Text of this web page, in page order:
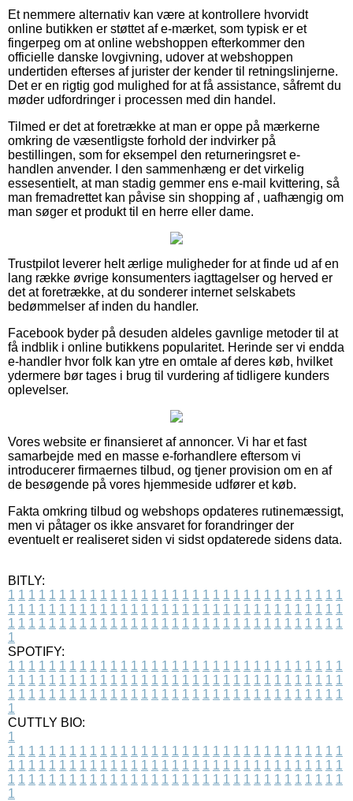
Et nemmere alternativ kan være at kontrollere hvorvidt
online butikken er støttet af e-mærket, som typisk er et
fingerpeg om at online webshoppen efterkommer den
officielle danske lovgivning, udover at webshoppen
undertiden efterses af jurister der kender til retningslinjerne.
Det er en rigtig god mulighed for at få assistance, såfremt du
møder udfordringer i processen med din handel.
Tilmed er det at foretrække at man er oppe på mærkerne
omkring de væsentligste forhold der indvirker på
bestillingen, som for eksempel den returneringsret e-
handlen anvender. I den sammenhæng er det virkelig
essesentielt, at man stadig gemmer ens e-mail kvittering, så
man fremadrettet kan påvise sin shopping af , uafhængig om
man søger et produkt til en herre eller dame.
Trustpilot leverer helt ærlige muligheder for at finde ud af en
lang række øvrige konsumenters iagttagelser og herved er
det at foretrække, at du sonderer internet selskabets
bedømmelser af inden du handler.
Facebook byder på desuden aldeles gavnlige metoder til at
få indblik i online butikkens popularitet. Herinde ser vi endda
e-handler hvor folk kan ytre en omtale af deres køb, hvilket
ydermere bør tages i brug til vurdering af tidligere kunders
oplevelser.
Vores website er finansieret af annoncer. Vi har et fast
samarbejde med en masse e-forhandlere eftersom vi
introducerer firmaernes tilbud, og tjener provision om en af
de besøgende på vores hjemmeside udfører et køb.
Fakta omkring tilbud og webshops opdateres rutinemæssigt,
men vi påtager os ikke ansvaret for forandringer der
eventuelt er realiseret siden vi sidst opdaterede sidens data.
BITLY:
1 1 1 1 1 1 1 1 1 1 1 1 1 1 1 1 1 1 1 1 1 1 1 1 1 1 1 1 1 1 1 1 1
1 1 1 1 1 1 1 1 1 1 1 1 1 1 1 1 1 1 1 1 1 1 1 1 1 1 1 1 1 1 1 1 1
1 1 1 1 1 1 1 1 1 1 1 1 1 1 1 1 1 1 1 1 1 1 1 1 1 1 1 1 1 1 1 1 1
1
SPOTIFY:
1 1 1 1 1 1 1 1 1 1 1 1 1 1 1 1 1 1 1 1 1 1 1 1 1 1 1 1 1 1 1 1 1
1 1 1 1 1 1 1 1 1 1 1 1 1 1 1 1 1 1 1 1 1 1 1 1 1 1 1 1 1 1 1 1 1
1 1 1 1 1 1 1 1 1 1 1 1 1 1 1 1 1 1 1 1 1 1 1 1 1 1 1 1 1 1 1 1 1
1
CUTTLY BIO:
1
1 1 1 1 1 1 1 1 1 1 1 1 1 1 1 1 1 1 1 1 1 1 1 1 1 1 1 1 1 1 1 1 1
1 1 1 1 1 1 1 1 1 1 1 1 1 1 1 1 1 1 1 1 1 1 1 1 1 1 1 1 1 1 1 1 1
1 1 1 1 1 1 1 1 1 1 1 1 1 1 1 1 1 1 1 1 1 1 1 1 1 1 1 1 1 1 1 1 1
1